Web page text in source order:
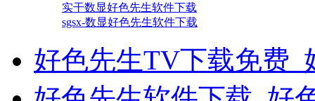
实干数显好色先生软件下载
sgsx-数显好色先生软件下载
好色先生TV下载免费